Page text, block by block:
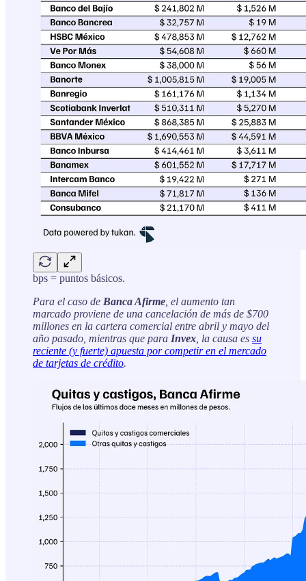
bps = puntos básicos.
Para el caso de Banca Afirme , el aumento tan
marcado proviene de una cancelación de más de $700
millones en la cartera comercial entre abril y mayo del
año pasado, mientras que para Invex , la causa es su
reciente (y fuerte) apuesta por competir en el mercado
de tarjetas de crédito.